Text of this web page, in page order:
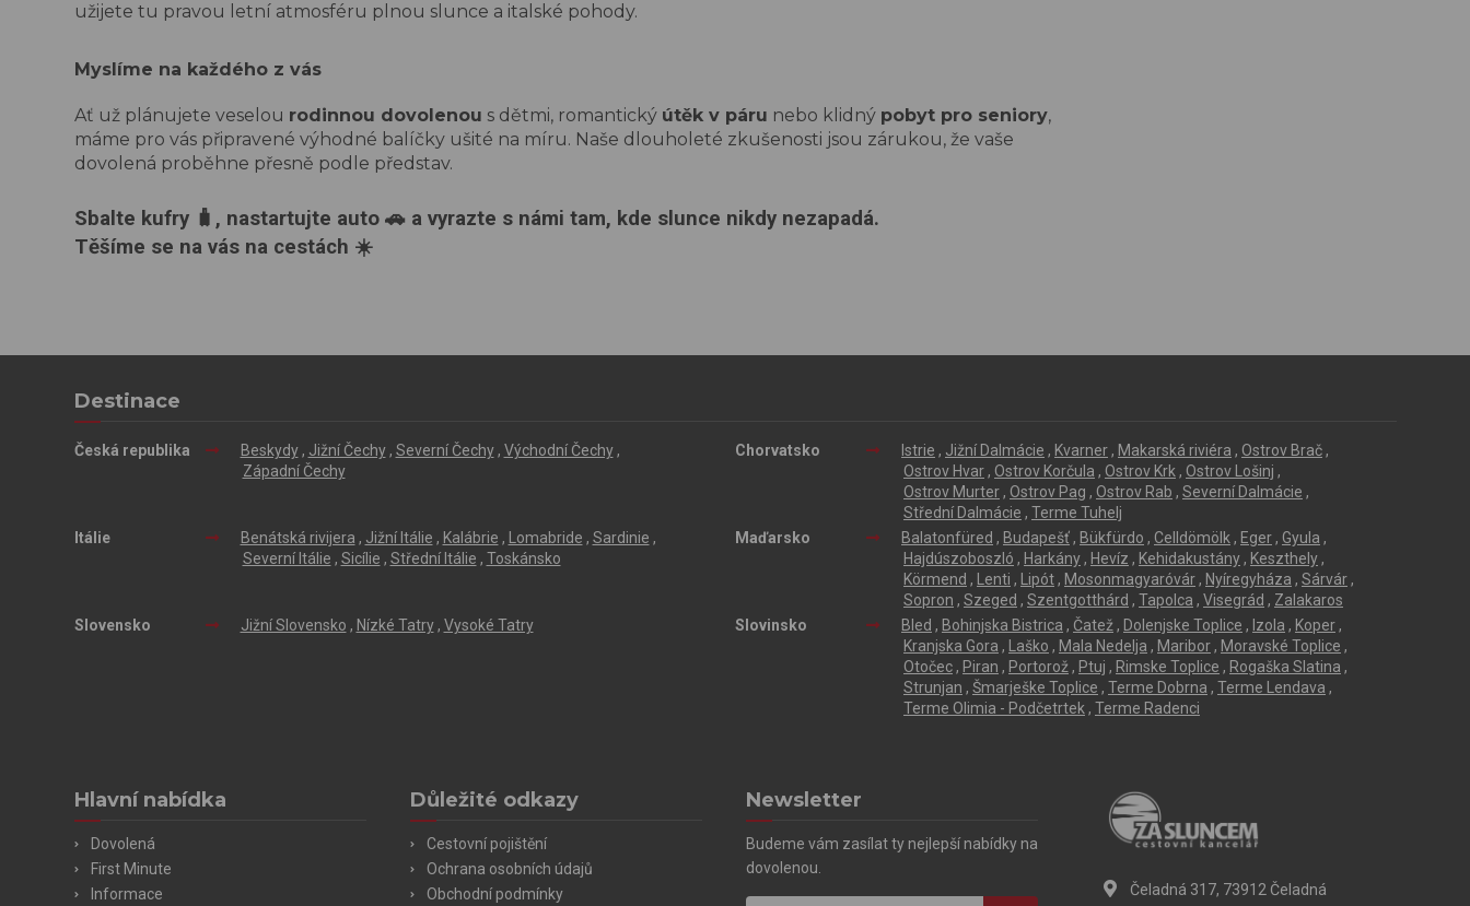
užijete tu pravou letní atmosféru plnou slunce a italské pohody.
Myslíme na každého z vás
Ať už plánujete veselou rodinnou dovolenou s dětmi, romantický útěk v páru nebo klidný pobyt pro seniory,
máme pro vás připravené výhodné balíčky ušité na míru. Naše dlouholeté zkušenosti jsou zárukou, že vaše
dovolená proběhne přesně podle představ.
Sbalte kufry 🧳, nastartujte auto 🚗 a vyrazte s námi tam, kde slunce nikdy nezapadá.
Těšíme se na vás na cestách ☀️
Destinace
Česká republika Beskydy, Jižní Čechy, Severní Čechy, Východní Čechy,
Západní Čechy
Chorvatsko Istrie , Jižní Dalmácie , Kvarner , Makarská riviéra , Ostrov Brač ,
Ostrov Hvar , Ostrov Korčula , Ostrov Krk , Ostrov Lošinj ,
Ostrov Murter , Ostrov Pag , Ostrov Rab , Severní Dalmácie ,
Střední Dalmácie , Terme Tuhelj
Itálie
Benátská rivijera , Jižní Itálie , Kalábrie , Lomabride , Sardinie ,
Severní Itálie , Sicílie , Střední Itálie , Toskánsko
Maďarsko Balatonfüred , Budapešť , Bükfürdo , Celldömölk , Eger , Gyula ,
Hajdúszoboszló , Harkány , Hevíz , Kehidakustány , Keszthely ,
Körmend , Lenti , Lipót , Mosonmagyaróvár , Nyíregyháza , Sárvár ,
Sopron , Szeged , Szentgotthárd , Tapolca , Visegrád , Zalakaros
Slovensko
Jižní Slovensko , Nízké Tatry, Vysoké Tatry Slovinsko Bled , Bohinjska Bistrica , Čatež , Dolenjske Toplice , Izola , Koper ,
Kranjska Gora , Laško , Mala Nedelja , Maribor , Moravské Toplice ,
Otočec , Piran , Portorož , Ptuj , Rimske Toplice , Rogaška Slatina ,
Strunjan , Šmarješke Toplice , Terme Dobrna , Terme Lendava ,
Terme Olimia - Podčetrtek , Terme Radenci
Hlavní nabídka
Dovolená
First Minute
Informace
Důležité odkazy
Cestovní pojištění
Ochrana osobních údajů
Obchodní podmínky
Newsletter
Budeme vám zasílat ty nejlepší nabídky na
dovolenou.
Čeladná 317, 73912 Čeladná